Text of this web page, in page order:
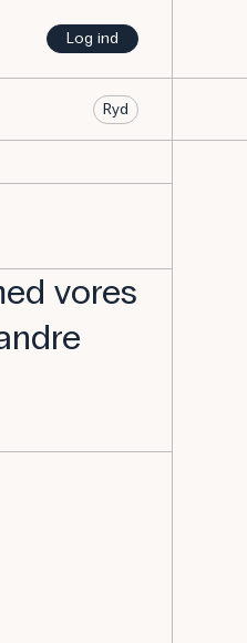
Log ind
Ryd
vores